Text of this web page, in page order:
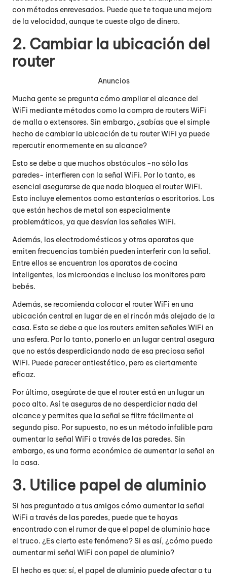
con métodos enrevesados. Puede que te toque una mejora
de la velocidad, aunque te cueste algo de dinero.
2. Cambiar la ubicación del
router
Anuncios
Mucha gente se pregunta cómo ampliar el alcance del
WiFi mediante métodos como la compra de routers WiFi
de malla o extensores. Sin embargo, ¿sabías que el simple
hecho de cambiar la ubicación de tu router WiFi ya puede
repercutir enormemente en su alcance?
Esto se debe a que muchos obstáculos -no sólo las
paredes- interfieren con la señal WiFi. Por lo tanto, es
esencial asegurarse de que nada bloquea el router WiFi.
Esto incluye elementos como estanterías o escritorios. Los
que están hechos de metal son especialmente
problemáticos, ya que desvían las señales WiFi.
Además, los electrodomésticos y otros aparatos que
emiten frecuencias también pueden interferir con la señal.
Entre ellos se encuentran los aparatos de cocina
inteligentes, los microondas e incluso los monitores para
bebés.
Además, se recomienda colocar el router WiFi en una
ubicación central en lugar de en el rincón más alejado de la
casa. Esto se debe a que los routers emiten señales WiFi en
una esfera. Por lo tanto, ponerlo en un lugar central asegura
que no estás desperdiciando nada de esa preciosa señal
WiFi. Puede parecer antiestético, pero es ciertamente
eficaz.
Por último, asegúrate de que el router está en un lugar un
poco alto. Así te aseguras de no desperdiciar nada del
alcance y permites que la señal se filtre fácilmente al
segundo piso. Por supuesto, no es un método infalible para
aumentar la señal WiFi a través de las paredes. Sin
embargo, es una forma económica de aumentar la señal en
la casa.
3. Utilice papel de aluminio
Si has preguntado a tus amigos cómo aumentar la señal
WiFi a través de las paredes, puede que te hayas
encontrado con el rumor de que el papel de aluminio hace
el truco. ¿Es cierto este fenómeno? Si es así, ¿cómo puedo
aumentar mi señal WiFi con papel de aluminio?
El hecho es que: sí, el papel de aluminio puede afectar a tu